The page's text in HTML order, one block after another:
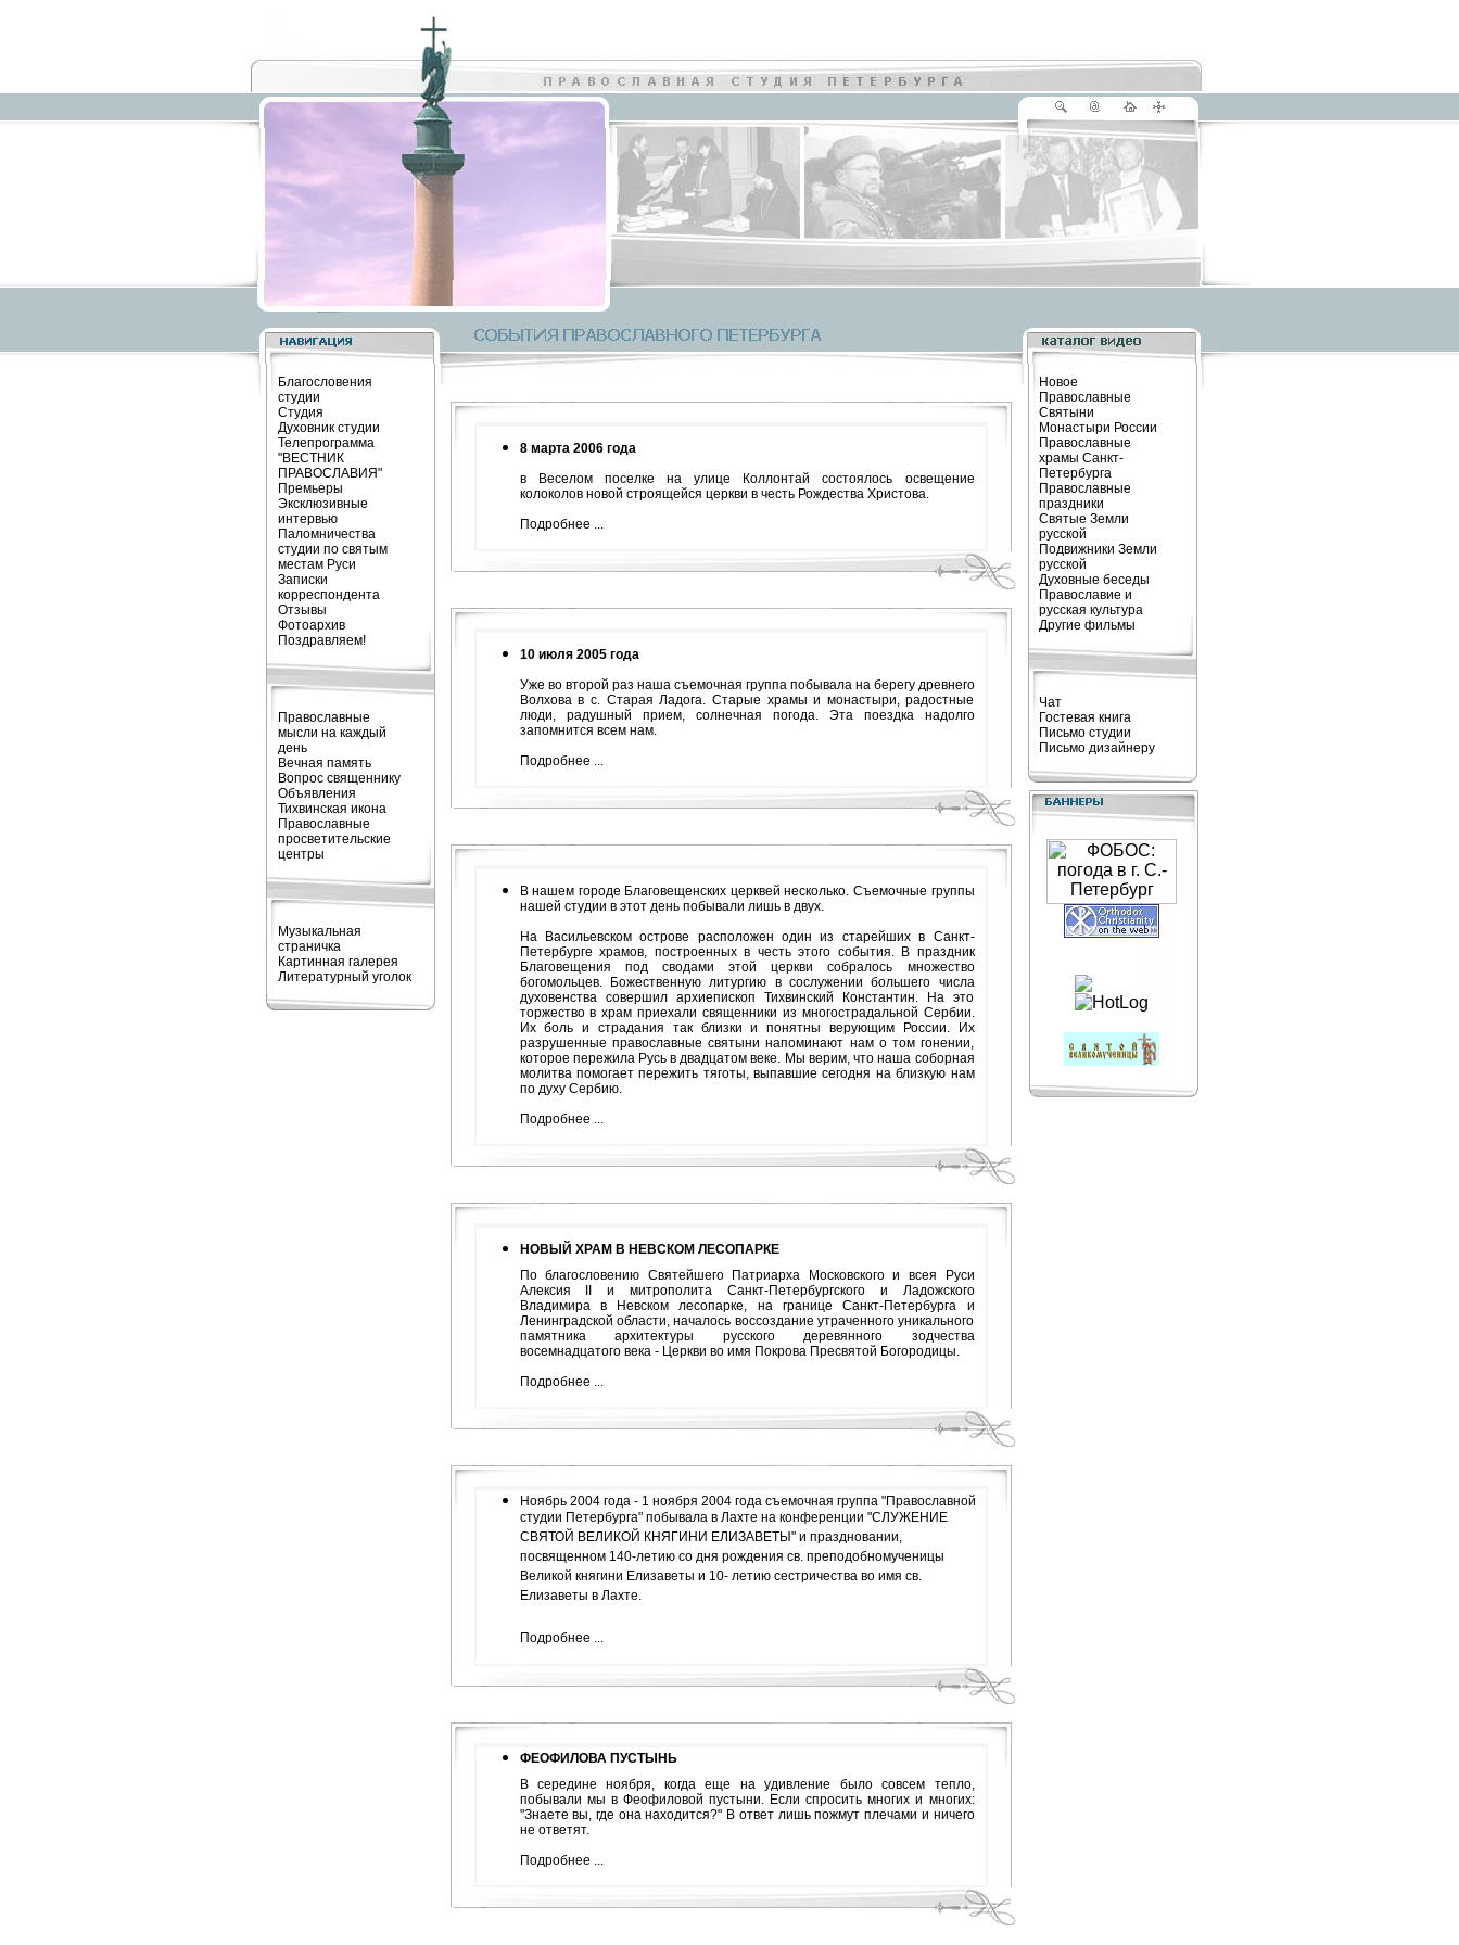
Благословения
студии
Студия
Духовник студии
Телепрограмма
"ВЕСТНИК
ПРАВОСЛАВИЯ"
Премьеры
Эксклюзивные
интервью
Паломничества
студии по святым
местам Руси
Записки
корреспондента
Отзывы
Фотоархив
Поздравляем!
Православные
мысли на каждый
день
Вечная память
Вопрос священнику
Объявления
Тихвинская икона
Православные
просветительские
центры
Музыкальная
страничка
Картинная галерея
Литературный уголок
8 марта 2006 года
в Веселом поселке на улице Коллонтай состоялось освещение
колоколов новой строящейся церкви в честь Рождества Христова.
Подробнее ...
10 июля 2005 года
Уже во второй раз наша съемочная группа побывала на берегу древнего
Волхова в с. Старая Ладога. Старые храмы и монастыри, радостные
люди, радушный прием, солнечная погода. Эта поездка надолго
запомнится всем нам.
Подробнее ...
В нашем городе Благовещенских церквей несколько. Съемочные группы
нашей студии в этот день побывали лишь в двух.
На Васильевском острове расположен один из старейших в Санкт-
Петербурге храмов, построенных в честь этого события. В праздник
Благовещения под сводами этой церкви собралось множество
богомольцев. Божественную литургию в сослужении большего числа
духовенства совершил архиепископ Тихвинский Константин. На это
торжество в храм приехали священники из многострадальной Сербии.
Их боль и страдания так близки и понятны верующим России. Их
разрушенные православные святыни напоминают нам о том гонении,
которое пережила Русь в двадцатом веке. Мы верим, что наша соборная
молитва помогает пережить тяготы, выпавшие сегодня на близкую нам
по духу Сербию.
Подробнее ...
НОВЫЙ ХРАМ В НЕВСКОМ ЛЕСОПАРКЕ
По благословению Святейшего Патриарха Московского и всея Руси
Алексия II и митрополита Санкт-Петербургского и Ладожского
Владимира в Невском лесопарке, на границе Санкт-Петербурга и
Ленинградской области, началось воссоздание утраченного уникального
памятника архитектуры русского деревянного зодчества
восемнадцатого века - Церкви во имя Покрова Пресвятой Богородицы.
Подробнее ...
Ноябрь 2004 года - 1 ноября 2004 года съемочная группа "Православной
студии Петербурга" побывала в Лахте на конференции "СЛУЖЕНИЕ
СВЯТОЙ ВЕЛИКОЙ КНЯГИНИ ЕЛИЗАВЕТЫ" и праздновании,
посвященном 140-летию со дня рождения св. преподобномученицы
Великой княгини Елизаветы и 10- летию сестричества во имя св.
Елизаветы в Лахте.
Подробнее ...
ФЕОФИЛОВА ПУСТЫНЬ
В середине ноября, когда еще на удивление было совсем тепло,
побывали мы в Феофиловой пустыни. Если спросить многих и многих:
"Знаете вы, где она находится?" В ответ лишь пожмут плечами и ничего
не ответят.
Подробнее ...
Новое
Православные
Святыни
Монастыри России
Православные
храмы Санкт-
Петербурга
Православные
праздники
Святые Земли
русской
Подвижники Земли
русской
Духовные беседы
Православие и
русская культура
Другие фильмы
Чат
Гостевая книга
Письмо студии
Письмо дизайнеру